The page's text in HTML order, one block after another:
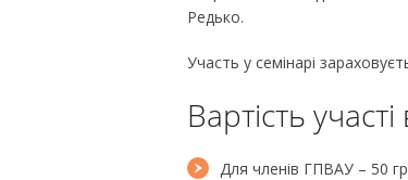
Редько.
Участь у семінарі
Вартість
Для членів ГПВАУ – 50